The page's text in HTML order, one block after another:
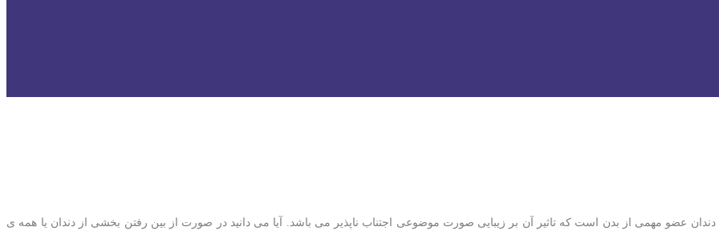
عضو مهمی از بدن است که تاثیر آن بر زیبایی صورت موضوعی اجتناب ناپذیر می باشد. آیا می دانید در صورت از بین رفتن بخشی از دندان یا همه ی